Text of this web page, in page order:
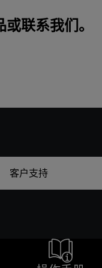
或联系我们。
客户支持